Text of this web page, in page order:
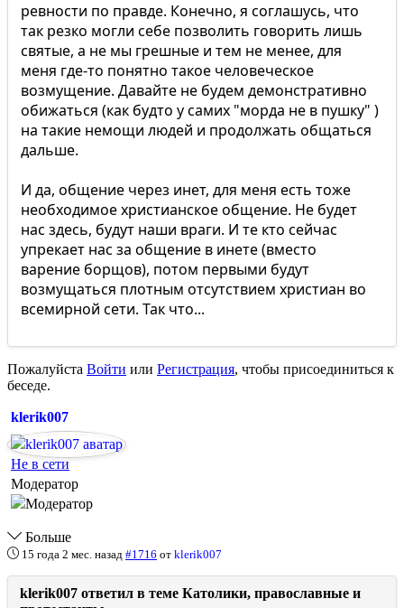
ревности по правде. Конечно, я соглашусь, что
так резко могли себе позволить говорить лишь
святые, а не мы грешные и тем не менее, для
меня где-то понятно такое человеческое
возмущение. Давайте не будем демонстративно
обижаться (как будто у самих "морда не в пушку" )
на такие немощи людей и продолжать общаться
дальше.
И да, общение через инет, для меня есть тоже
необходимое христианское общение. Не будет
нас здесь, будут наши враги. И те кто сейчас
упрекает нас за общение в инете (вместо
варение борщов), потом первыми будут
возмущаться плотным отсутствием христиан во
всемирной сети. Так что...
Пожалуйста Войти или Регистрация, чтобы присоединиться к
беседе.
klerik007
Не в сети
Модератор
Больше
15 года 2 мес. назад #1716 от klerik007
klerik007 ответил в теме Католики, православные и